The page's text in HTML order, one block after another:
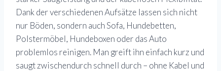
Dank der verschiedenen Aufsätze lassen sich nicht
nur Böden, sondern auch Sofa, Hundebetten,
Polstermöbel, Hundeboxen oder das Auto
problemlos reinigen. Man greift ihn einfach kurz und
saugt zwischendurch schnell durch – ohne Kabel und